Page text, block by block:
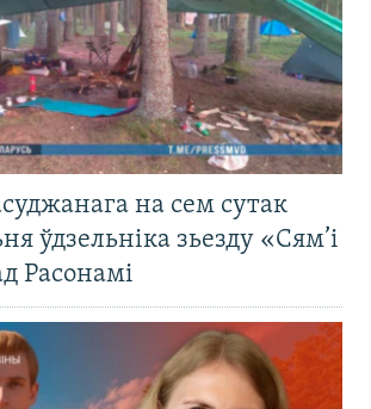
на сем сутак
ўдзельніка зьезду «Сям’і
Расонамі